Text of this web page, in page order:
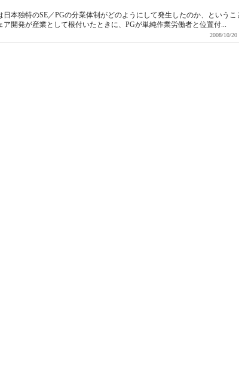
本独特のSE／PGの分業体制がどのようにして発生したのか、というこ
ア開発が産業として根付いたときに、PGが単純作業労働者と位置付...
2008/10/20